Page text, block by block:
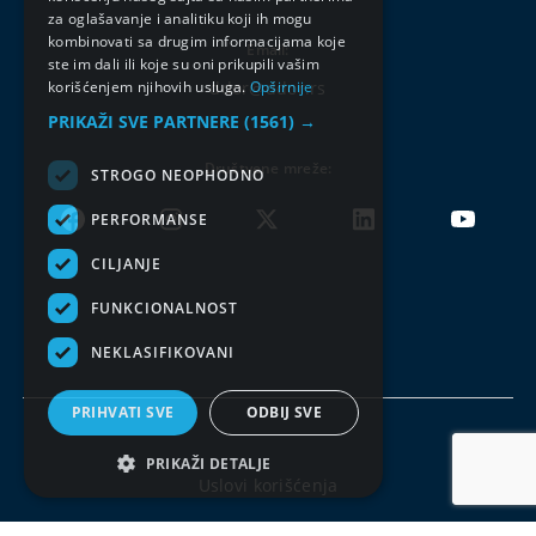
Email:
ddor@ddor.rs
Društvene mreže:
Uslovi korišćenja
za oglašavanje i analitiku koji ih mogu
kombinovati sa drugim informacijama koje
ste im dali ili koje su oni prikupili vašim
korišćenjem njihovih usluga. Opširnije
PRIKAŽI SVE PARTNERE (1561) →
STROGO NEOPHODNO
PERFORMANSE
CILJANJE
FUNKCIONALNOST
NEKLASIFIKOVANI
PRIHVATI SVE ODBIJ SVE
PRIKAŽI DETALJE